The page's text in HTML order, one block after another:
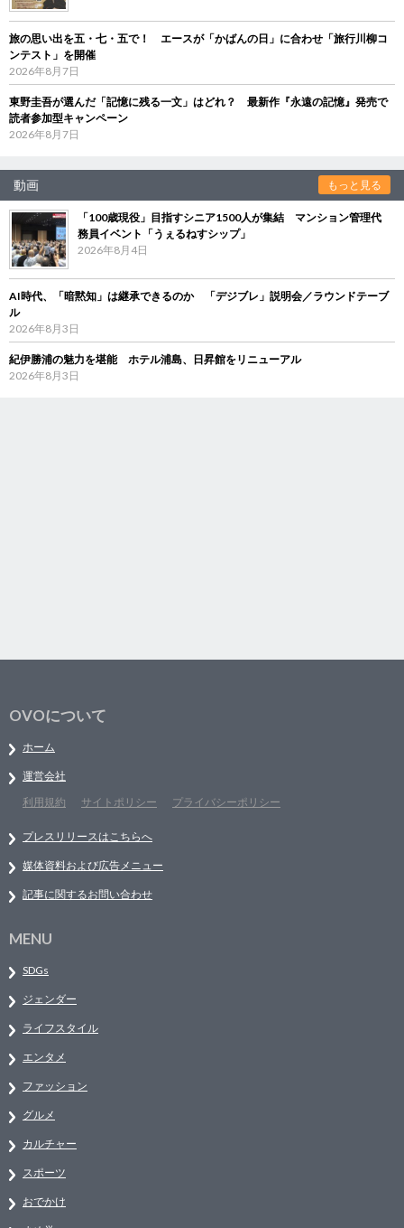
旅の思い出を五・七・五で！ エースが「かばんの日」に合わせ「旅行川柳コ
ンテスト」を開催
2026年8月7日
東野圭吾が選んだ「記憶に残る一文」はどれ？ 最新作『永遠の記憶』発売で
読者参加型キャンペーン
2026年8月7日
動画 もっと見る
「100歳現役」目指すシニア1500人が集結 マンション管理代
務員イベント「うぇるねすシップ」
2026年8月4日
AI時代、「暗黙知」は継承できるのか 「デジブレ」説明会／ラウンドテーブ
ル
2026年8月3日
紀伊勝浦の魅力を堪能 ホテル浦島、日昇館をリニューアル
2026年8月3日
OVOについて
ホーム
運営会社
利用規約
サイトポリシー プライバシーポリシー
プレスリリースはこちらへ
媒体資料および広告メニュー
記事に関するお問い合わせ
MENU
SDGs
ジェンダー
ライフスタイル
エンタメ
ファッション
グルメ
カルチャー
スポーツ
おでかけ